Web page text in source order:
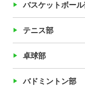
バスケットボー
テニス部
卓球部
バドミントン部